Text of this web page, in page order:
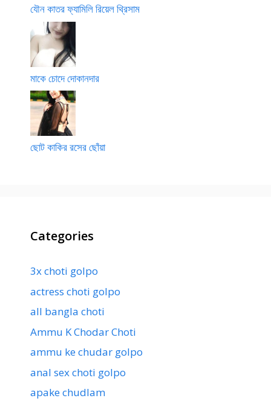
যৌন কাতর ফ্যামিলি রিয়েল থ্রিসাম
মাকে চোদে দোকানদার
ছোট কাকির রসের ছোঁয়া
Categories
3x choti golpo
actress choti golpo
all bangla choti
Ammu K Chodar Choti
ammu ke chudar golpo
anal sex choti golpo
apake chudlam